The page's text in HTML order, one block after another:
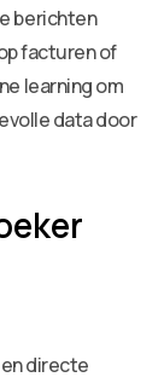
berichten
facturen of
learning om
data door
directe